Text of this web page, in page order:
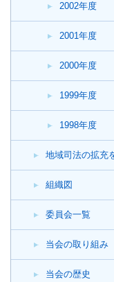
2002年度
2001年度
2000年度
1999年度
1998年度
地域司法の拡充
組織図
委員会一覧
当会の取り組み
当会の歴史